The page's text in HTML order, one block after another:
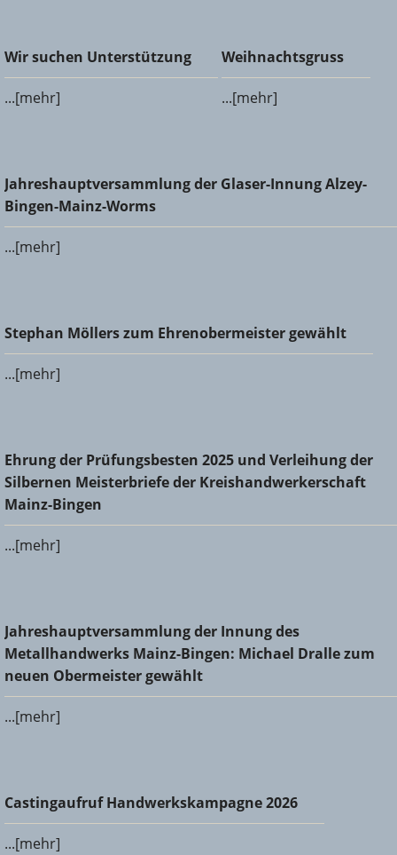
Wir suchen Unterstützung
Wir suchen Unterstützung
...[mehr]
Weihnachtsgruss
Weihnachtsgruss
...[mehr]
Jahreshauptversammlung der Glaser-Innung Alzey-Bingen-
Mainz-Worms
Jahreshauptversammlung der Glaser-Innung Alzey-
Bingen-Mainz-Worms
...[mehr]
Stephan Möllers zum Ehrenobermeister gewählt
Stephan Möllers zum Ehrenobermeister gewählt
...[mehr]
Ehrung der Prüfungsbesten 2025 und Verleihung der
Silbernen Meisterbriefe der Kreishandwerkerschaft Mainz-
Bingen
Ehrung der Prüfungsbesten 2025 und Verleihung der
Silbernen Meisterbriefe der Kreishandwerkerschaft
Mainz-Bingen
...[mehr]
Jahreshauptversammlung der Innung des
Metallhandwerks Mainz-Bingen: Michael Dralle zum neuen
Obermeister gewählt
Jahreshauptversammlung der Innung des
Metallhandwerks Mainz-Bingen: Michael Dralle zum
neuen Obermeister gewählt
...[mehr]
Castingaufruf Handwerkskampagne 2026
Castingaufruf Handwerkskampagne 2026
...[mehr]